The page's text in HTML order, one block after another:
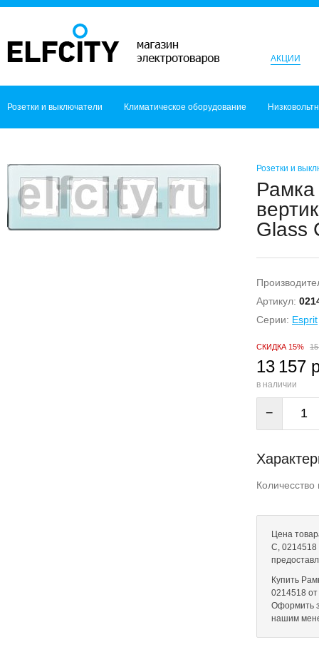
АКЦИИ
Розетки и выключатели Климатическое оборудование
Розетки и
Рамка
Glass
Артикул:
Серии: Esprit
СКИДКА 15%
13 157
в наличии
−
Цена
C, 0214518
Купить
0214518 от
Оформить
нашим